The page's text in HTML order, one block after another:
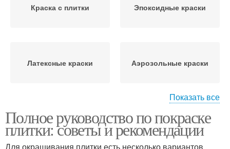
Краска с плитки Эпоксидные краски
Латексные краски Аэрозольные краски
Краски для плитки Краска для керамики
Показать все
Полное руководство по покраске
плитки: советы и рекомендации